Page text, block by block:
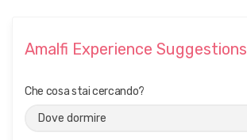
Amalfi Experience Suggestions
Che cosa stai cercando?